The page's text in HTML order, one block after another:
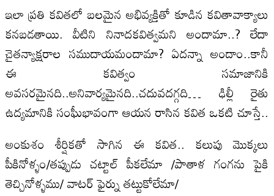
ఇలా ప్రతి కవితలో బలమైన అభివ్యక్తితో కూడిన కవితావాక్యాలు
కనబడతాయి. వీటిని నినాదకవిత్వమని అందామా..? లేదా
చైతన్యాక్షరాల సముదాయమందామా? ఏదన్నా అందాం..కానీ
ఈ కవిత్వం సమాజానికి
అవసరమైనది..అనివార్యమైనది..చదువదగ్గది… ఢిల్లీ రైతు
ఉద్యమానికి సంఫీుభావంగా ఆయన రాసిన కవిత ఒకటి చూస్తే..
అంకుశం శీర్షికతో సాగిన ఈ కవిత.. కలుపు మొక్కలు
పీకినోళ్ళం/తప్పుడు చట్టాల్‌ పీకలేమా /పాతాళ గంగను పైకి
తెచ్చినోళ్ళము/ వాటర్‌ ఫైర్ను తట్టుకోలేమా/